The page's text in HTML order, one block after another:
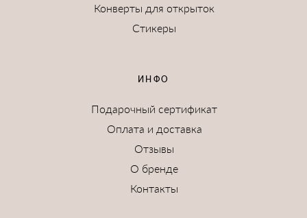
Конверты для открыток
Стикеры
ИНФО
Подарочный сертификат
Оплата и доставка
Отзывы
О бренде
Контакты